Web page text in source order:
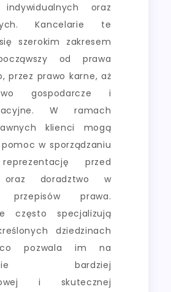
oraz
Kancelarie te
szerokim zakresem
od prawa
przez prawo karne, aż
gospodarcze i
W ramach
klienci mogą
w sporządzaniu
przed
oraz doradztwo w
przepisów prawa.
często specjalizują
dziedzinach
pozwala im na
bardziej
i skutecznej